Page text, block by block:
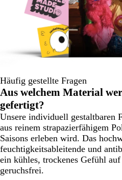
Häufig gestellte Fragen
Aus welchem Material
gefertigt?
Unsere individuell gestaltbaren
aus reinem strapazierfähigem
Saisons erleben wird. Das
feuchtigkeitsableitende und
ein kühles, trockenes Gefühl
geruchsfrei.